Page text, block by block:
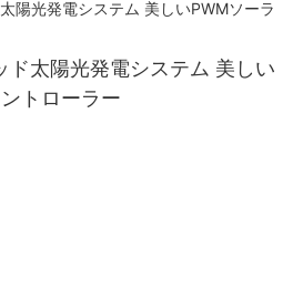
ド太陽光発電システム 美しい
トローラー